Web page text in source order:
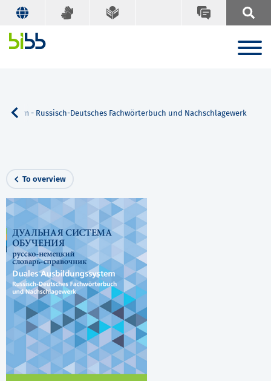
- Russisch-Deutsches Fachwörterbuch und Nachschlagewerk
To overview